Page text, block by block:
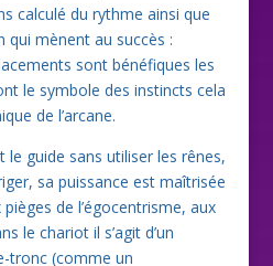
calculé du rythme ainsi que
mènent au succès :
sont bénéfiques les
le symbole des instincts cela
de l’arcane.
guide sans utiliser les rênes,
sa puissance est maîtrisée
de l’égocentrisme, aux
le chariot il s’agit d’un
tronc (comme un